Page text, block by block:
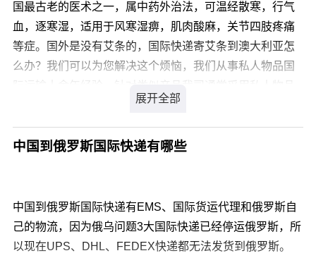
国最古老的医术之一，属中药外治法，可温经散寒，行气
血，逐寒湿，适用于风寒湿痹，肌肉酸麻，关节四肢疼痛
等症。国外是没有艾条的，国际快递寄艾条到澳大利亚怎
么办？我们可以为您解决这个烦恼，我们从事私人物品国
通关渠道办理国际运输，不受海关相关规定限制，目的国
通关率高达99.9%，关税为零。那么，国际快递寄艾条到
澳大利亚价格是多少呢?
中国到俄罗斯国际快递有哪些
中国到俄罗斯国际快递有EMS、国际货运代理和俄罗斯自
己的物流，因为俄乌问题3大国际快递已经停运俄罗斯，所
以现在UPS、DHL、FEDEX快递都无法发货到俄罗斯。